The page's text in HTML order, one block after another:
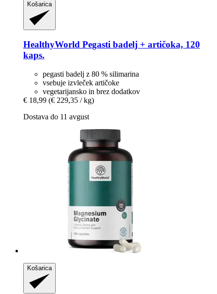
Košarica
HealthyWorld Pegasti badelj + artičoka, 120
kaps.
pegasti badelj z 80 % silimarina
vsebuje izvleček artičoke
vegetarijansko in brez dodatkov
€ 18,99 (€ 229,35 / kg)
Dostava do 11 avgust
Košarica